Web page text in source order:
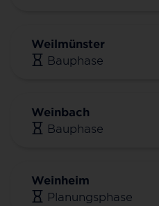
Weilmünster
Bauphase
Weinbach
Bauphase
Weinheim
Planungsphase